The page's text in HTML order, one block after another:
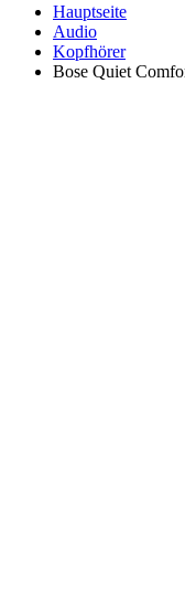
Hauptseite
Audio
Kopfhörer
Bose Quiet